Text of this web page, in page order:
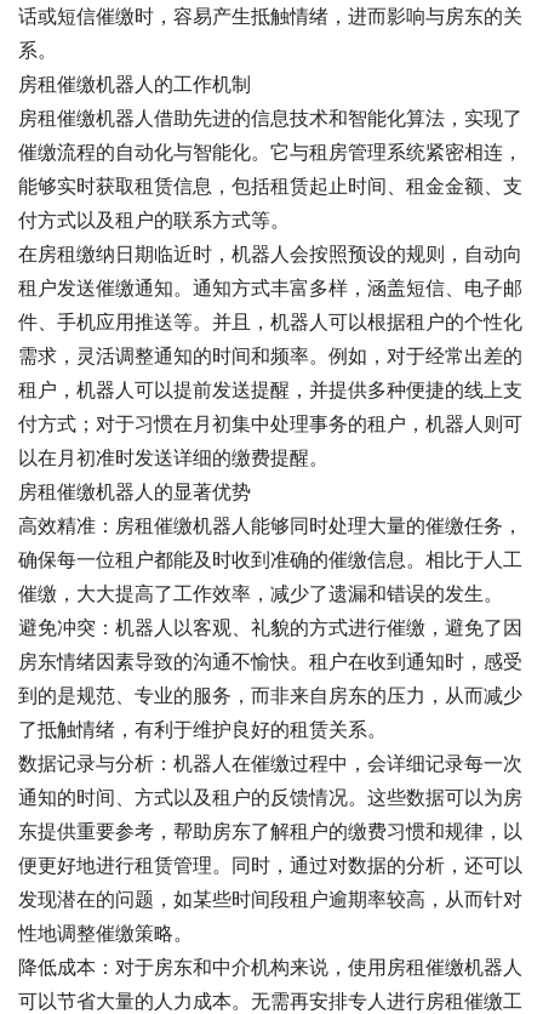
话或短信催缴时，容易产生抵触情绪，进而影响与房东的关
系。
房租催缴机器人的工作机制
房租催缴机器人借助先进的信息技术和智能化算法，实现了
催缴流程的自动化与智能化。它与租房管理系统紧密相连，
能够实时获取租赁信息，包括租赁起止时间、租金金额、支
付方式以及租户的联系方式等。
在房租缴纳日期临近时，机器人会按照预设的规则，自动向
租户发送催缴通知。通知方式丰富多样，涵盖短信、电子邮
件、手机应用推送等。并且，机器人可以根据租户的个性化
需求，灵活调整通知的时间和频率。例如，对于经常出差的
租户，机器人可以提前发送提醒，并提供多种便捷的线上支
付方式；对于习惯在月初集中处理事务的租户，机器人则可
以在月初准时发送详细的缴费提醒。
房租催缴机器人的显著优势
高效精准：房租催缴机器人能够同时处理大量的催缴任务，
确保每一位租户都能及时收到准确的催缴信息。相比于人工
催缴，大大提高了工作效率，减少了遗漏和错误的发生。
避免冲突：机器人以客观、礼貌的方式进行催缴，避免了因
房东情绪因素导致的沟通不愉快。租户在收到通知时，感受
到的是规范、专业的服务，而非来自房东的压力，从而减少
了抵触情绪，有利于维护良好的租赁关系。
数据记录与分析：机器人在催缴过程中，会详细记录每一次
通知的时间、方式以及租户的反馈情况。这些数据可以为房
东提供重要参考，帮助房东了解租户的缴费习惯和规律，以
便更好地进行租赁管理。同时，通过对数据的分析，还可以
发现潜在的问题，如某些时间段租户逾期率较高，从而针对
性地调整催缴策略。
降低成本：对于房东和中介机构来说，使用房租催缴机器人
可以节省大量的人力成本。无需再安排专人进行房租催缴工